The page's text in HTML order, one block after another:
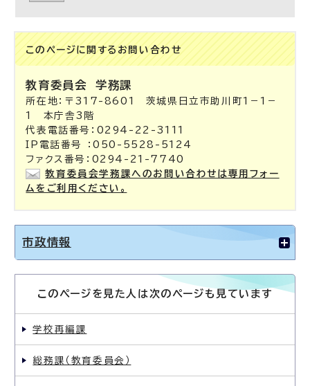
このページに関する お問い合わせ
教育委員会学務課
所在地：〒317-8601 茨城県日立市助川町1－1－
1 本庁舎3階
代表電話番号：0294-22-3111
IP電話番号 ：050-5528-5124
ファクス番号：0294-21-7740
教育委員会学務課へのお問い合わせは専用フォー
ムをご利用ください。
市政情報
このページを見た人は次のページも見ています
学校再編課
総務課（教育委員会）